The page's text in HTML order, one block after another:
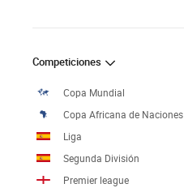
Competiciones
Copa Mundial
Copa Africana de Naciones
Liga
Segunda División
Premier league